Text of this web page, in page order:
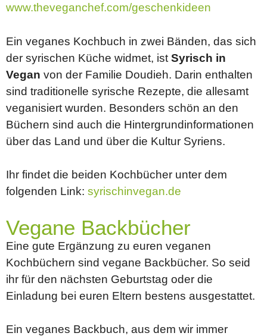
www.theveganchef.com/geschenkideen
Ein veganes Kochbuch in zwei Bänden, das sich
der syrischen Küche widmet, ist Syrisch in
Vegan von der Familie Doudieh. Darin enthalten
sind traditionelle syrische Rezepte, die allesamt
veganisiert wurden. Besonders schön an den
Büchern sind auch die Hintergrundinformationen
über das Land und über die Kultur Syriens.
Ihr findet die beiden Kochbücher unter dem
folgenden Link: syrischinvegan.de
Vegane Backbücher
Eine gute Ergänzung zu euren veganen
Kochbüchern sind vegane Backbücher. So seid
ihr für den nächsten Geburtstag oder die
Einladung bei euren Eltern bestens ausgestattet.
Ein veganes Backbuch, aus dem wir immer